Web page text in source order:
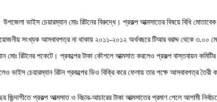
ভাইস চেয়ারম্যান মোঃ রিটনের বিরুদ্ধে। প্রকল্প আত্মসাতের বিষয়ে বিধি
সংখ্যক আসবাবপত্র না থাকায় ২০১১-২০১২ অর্থবছরে টিআর বরাদ্দ থেকে ৩.০০
মোঃ রিটনের পকেটে। প্রকল্পের টাকা কৌশলে আত্মসাত করলেও প্রকল্প বাস্তবায়ন
চেয়ারম্যান রিটন প্রকল্পের ডিও বিক্রি করে ফেলায় তার পক্ষে আসবাবপত্র তৈরী
জিন্দাগীতে প্রকল্প আত্মসাত ও বিচার-আচারের টাকা আত্মসাতের প্রমাণ পেলে আগামী